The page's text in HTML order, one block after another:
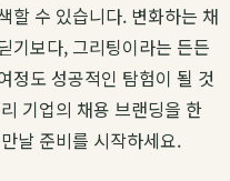
할 수 있습니다. 변화하는 채
기보다, 그리팅이라는 든든
정도 성공적인 탐험이 될 것
기업의 채용 브랜딩을 한
날 준비를 시작하세요.